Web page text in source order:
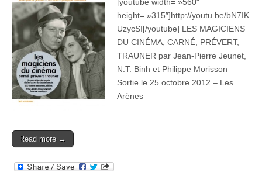
height= »315″]http://youtu.be/bN7IK
UzycSI[/youtube] LES MAGICIENS
DU CINÉMA, CARNÉ, PRÉVERT,
TRAUNER par Jean-Pierre Jeunet,
N.T. Binh et Philippe Morisson
Sortie le 25 octobre 2012 – Les
Arènes
Read more →